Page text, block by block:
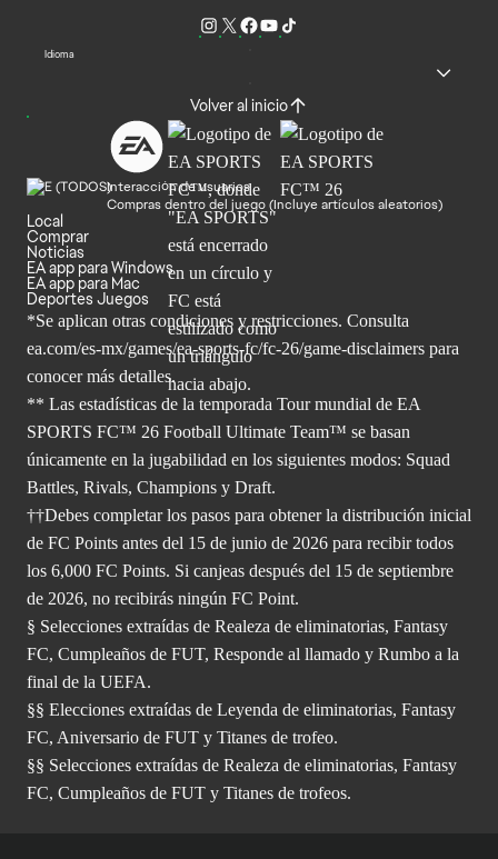
Idioma
Volver al inicio
Interacción de usuarios
Compras dentro del juego (Incluye artículos aleatorios)
Local
Comprar
Noticias
EA app para Windows
EA app para Mac
Deportes Juegos
*Se aplican otras condiciones y restricciones. Consulta
ea.com/es-mx/games/ea-sports-fc/fc-26/game-disclaimers para
conocer más detalles.
** Las estadísticas de la temporada Tour mundial de EA
SPORTS FC™ 26 Football Ultimate Team™ se basan
únicamente en la jugabilidad en los siguientes modos: Squad
Battles, Rivals, Champions y Draft.
††Debes completar los pasos para obtener la distribución inicial
de FC Points antes del 15 de junio de 2026 para recibir todos
los 6,000 FC Points. Si canjeas después del 15 de septiembre
de 2026, no recibirás ningún FC Point.
§ Selecciones extraídas de Realeza de eliminatorias, Fantasy
FC, Cumpleaños de FUT, Responde al llamado y Rumbo a la
final de la UEFA.
§§ Elecciones extraídas de Leyenda de eliminatorias, Fantasy
FC, Aniversario de FUT y Titanes de trofeo.
§§ Selecciones extraídas de Realeza de eliminatorias, Fantasy
FC, Cumpleaños de FUT y Titanes de trofeos.